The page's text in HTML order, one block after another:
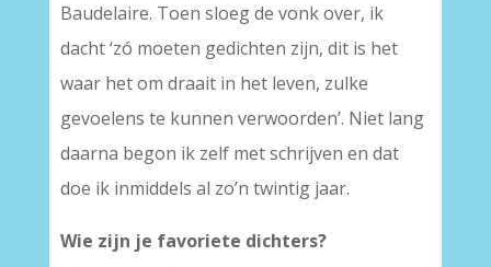
Baudelaire. Toen sloeg de vonk over, ik
dacht ‘zó moeten gedichten zijn, dit is het
waar het om draait in het leven, zulke
gevoelens te kunnen verwoorden’. Niet lang
daarna begon ik zelf met schrijven en dat
doe ik inmiddels al zo’n twintig jaar.
Wie zijn je favoriete dichters?